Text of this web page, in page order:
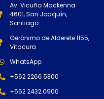
Av. Vicuña Mackenna
4601, San Joaquín,
Santiago
Gerónimo de Alderete 1155,
Vitacura
WhatsApp
+562 2266 5300
+562 2432 0900